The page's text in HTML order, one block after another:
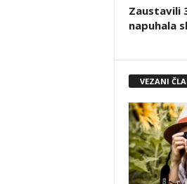
Zaustavili
napuhala
VEZANI